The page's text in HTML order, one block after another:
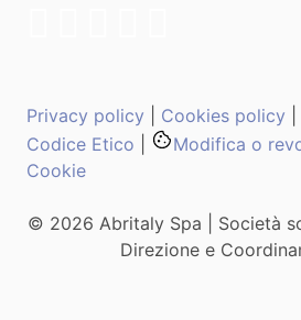
Privacy policy Cookies policy
Codice Etico
Modifica o
Cookie
© 2026 Abritaly Spa | Società
Direzione e